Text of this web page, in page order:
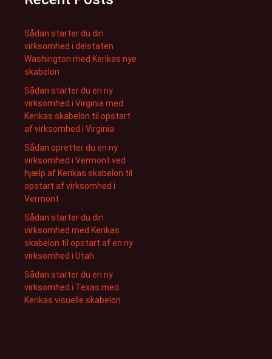
Sådan starter du din
virksomhed i delstaten
Washington med Kerikas nye
skabelon
Sådan starter du en ny
virksomhed i Virginia med
Kerikas skabelon til opstart
af virksomhed i Virginia
Sådan opretter du en ny
virksomhed i Vermont ved
hjælp af Kerikas skabelon til
opstart af virksomhed i
Vermont
Sådan starter du din
virksomhed med Kerikas
skabelon til opstart af en ny
virksomhed i Utah
Sådan starter du en ny
virksomhed i Texas med
Kerikas visuelle skabelon